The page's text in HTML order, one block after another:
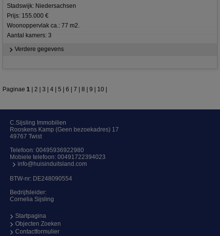
Stadswijk: Niedersachsen
Prijs: 155.000 €
Woonoppervlak ca.: 77 m2.
Aantal kamers: 3
Verdere gegevens
Paginae 1 | 2 | 3 | 4 | 5 | 6 | 7 | 8 | 9 | 10 |
C.Sijsling Immobilien
Rooskens Kamp (Geen bezoekadres) 17
49767 Twist
Telefoon: 00495936922980
Mobiele telefoon: 00491722394023
info@huisinduitsland.com
BTW-nr: DE248090554
Bedrijfsleider:
Cornelia Sijsling
Startpagina
Objecten Zoeken
Contactformulier